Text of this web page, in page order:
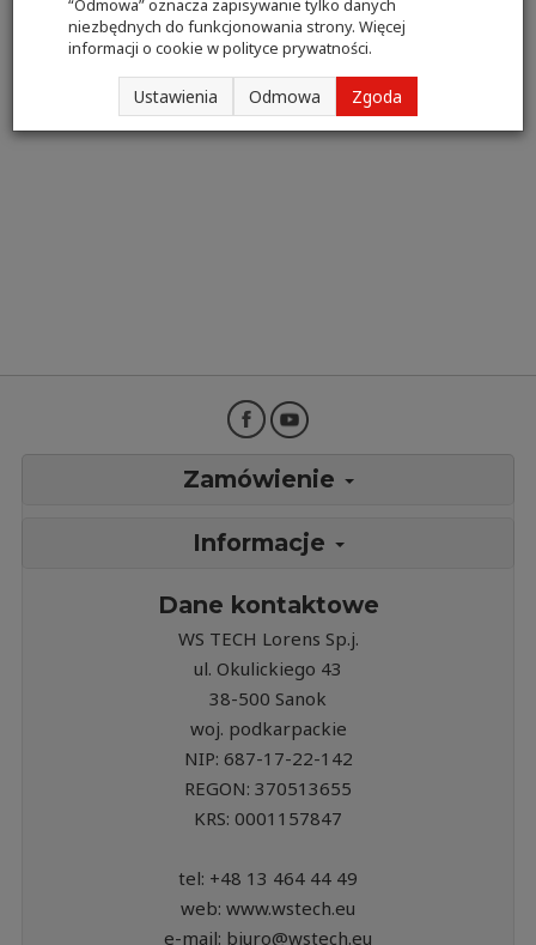
Zamówienie
Informacje
Dane kontaktowe
WS TECH Lorens Sp.j.
ul. Okulickiego 43
38-500 Sanok
woj. podkarpackie
NIP: 687-17-22-142
REGON: 370513655
KRS: 0001157847
tel: +48 13 464 44 49
web: www.wstech.eu
e-mail: biuro@wstech.eu
niezbędnych do funkcjonowania strony. Więcej
informacji o cookie wpolityce prywatności.
Ustawienia Odmowa Zgoda